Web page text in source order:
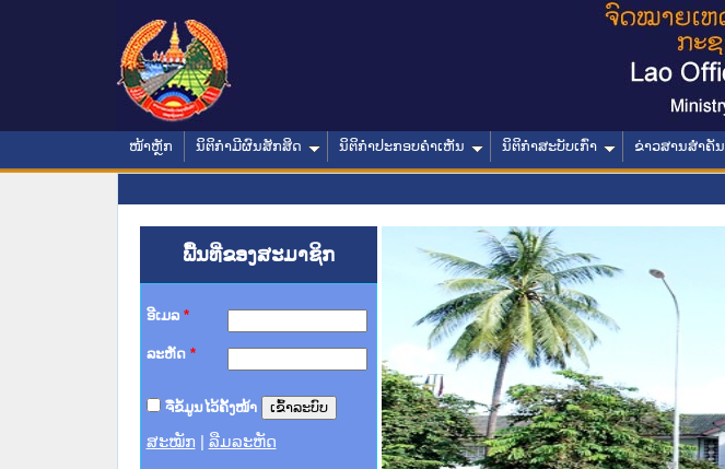
ໜ້າຫຼັກ ນິຕິກໍາມີຜົນສັກສິດ ນິຕິກໍາປະກອບຄໍາເຫັນ ນິຕິກໍາສະບັບເກົ່າ ຂ່າວສານສໍາຄັນ
ພື້ນທີ່ຂອງສະມາຊິກ
ອີເມລ *
ລະຫັດ *
ຈື່ຂໍ້ມູນໄວ້ຄັ້ງໜ້າ
ສະໝັກ ລືມລະຫັດ